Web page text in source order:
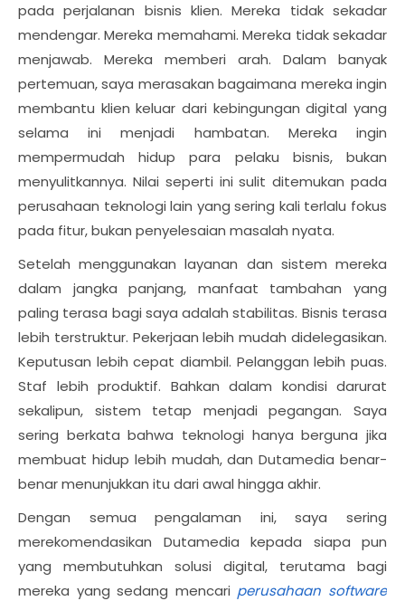
pada perjalanan bisnis klien. Mereka tidak sekadar
mendengar. Mereka memahami. Mereka tidak sekadar
menjawab. Mereka memberi arah. Dalam banyak
pertemuan, saya merasakan bagaimana mereka ingin
membantu klien keluar dari kebingungan digital yang
selama ini menjadi hambatan. Mereka ingin
mempermudah hidup para pelaku bisnis, bukan
menyulitkannya. Nilai seperti ini sulit ditemukan pada
perusahaan teknologi lain yang sering kali terlalu fokus
pada fitur, bukan penyelesaian masalah nyata.
Setelah menggunakan layanan dan sistem mereka
dalam jangka panjang, manfaat tambahan yang
paling terasa bagi saya adalah stabilitas. Bisnis terasa
lebih terstruktur. Pekerjaan lebih mudah didelegasikan.
Keputusan lebih cepat diambil. Pelanggan lebih puas.
Staf lebih produktif. Bahkan dalam kondisi darurat
sekalipun, sistem tetap menjadi pegangan. Saya
sering berkata bahwa teknologi hanya berguna jika
membuat hidup lebih mudah, dan Dutamedia benar-
benar menunjukkan itu dari awal hingga akhir.
Dengan semua pengalaman ini, saya sering
merekomendasikan Dutamedia kepada siapa pun
yang membutuhkan solusi digital, terutama bagi
mereka yang sedang mencari perusahaan software